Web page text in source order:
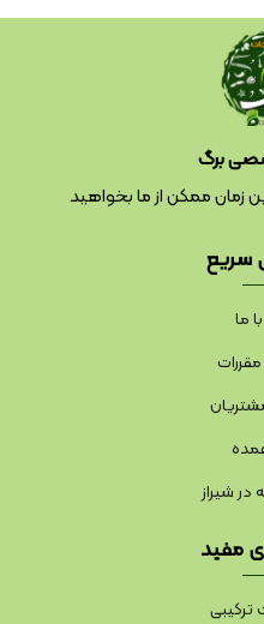
برگ
زمان ممکن از ما بخواهید
سریع
ما
شیراز
مفید
ترکیبی